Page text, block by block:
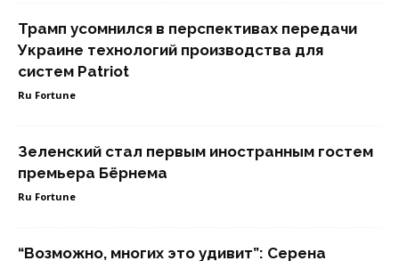
Трамп усомнился в перспективах передачи
Украине технологий производства для
систем Patriot
Ru Fortune
Зеленский стал первым иностранным гостем
премьера Бёрнема
Ru Fortune
“Возможно, многих это удивит”: Серена